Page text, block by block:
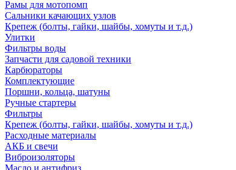
Рамы для мотопомп
Сальники качающих узлов
Крепеж (болты, гайки, шайбы, хомуты и т.д.)
Улитки
Фильтры воды
Запчасти для садовой техники
Карбюраторы
Комплектующие
Поршни, кольца, шатуны
Ручные стартеры
Фильтры
Крепеж (болты, гайки, шайбы, хомуты и т.д.)
Расходные материалы
АКБ и свечи
Виброизоляторы
Масло и антифриз